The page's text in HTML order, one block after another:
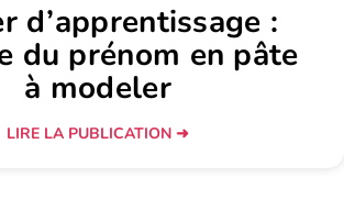
d’apprentissage :
du prénom en pâte
à modeler
LIRE LA PUBLICATION ➜